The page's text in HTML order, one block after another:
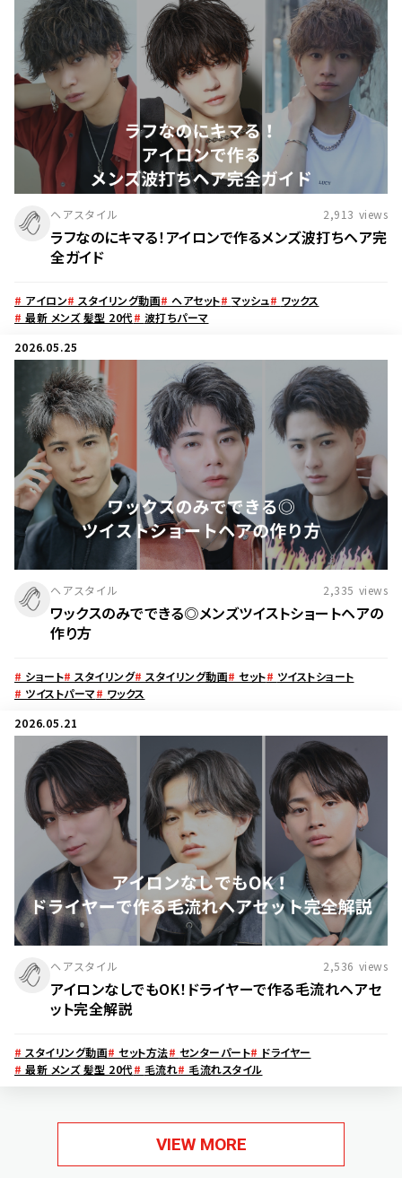
ヘアスタイル 2,913 views
ラフなのにキマる！アイロンで作るメンズ波打ちヘア完
全ガイド
# アイロン# スタイリング動画# ヘアセット# マッシュ# ワックス
# 最新 メンズ 髪型 20代# 波打ちパーマ
2026.05.25
ヘアスタイル 2,335 views
ワックスのみでできる◎メンズツイストショートヘアの
作り方
# ショート# スタイリング# スタイリング動画# セット# ツイストショート
# ツイストパーマ# ワックス
2026.05.21
ヘアスタイル 2,536 views
アイロンなしでもOK！ドライヤーで作る毛流れヘアセ
ット完全解説
# スタイリング動画# セット方法# センターパート# ドライヤー
# 最新 メンズ 髪型 20代# 毛流れ# 毛流れスタイル
VIEW MORE